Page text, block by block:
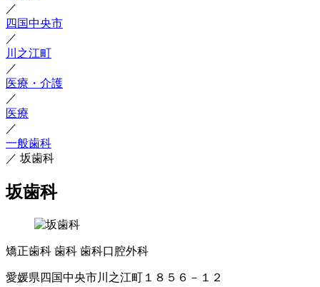
／
四国中央市
／
川之江町
／
医療・介護
／
医療
／
一般歯科
／ 坂歯科
坂歯科
矯正歯科 歯科 歯科口腔外科
愛媛県四国中央市川之江町１８５６－１２